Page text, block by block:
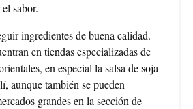
sabor.
ingredientes de buena calidad.
en tiendas especializadas de
en especial la salsa de soja
aunque también se pueden
grandes en la sección de